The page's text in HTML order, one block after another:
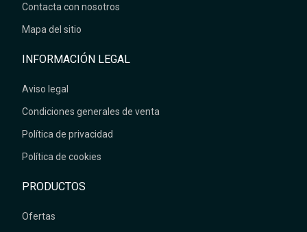
Contacta con nosotros
Mapa del sitio
INFORMACIÓN LEGAL
Aviso legal
Condiciones generales de venta
Política de privacidad
Política de cookies
PRODUCTOS
Ofertas